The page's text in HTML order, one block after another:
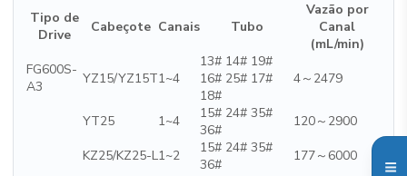
Tipo de
Drive
Cabeçote Canais Tubo
Vazão por
Canal
(mL/min)
FG600S-
A3
YZ15/YZ15T1~4
13# 14# 19#
16# 25# 17#
18#
4～2479
YT25 1~4
15# 24# 35#
36#
120～2900
KZ25/KZ25-L1~2
15# 24# 35#
36#
177～6000